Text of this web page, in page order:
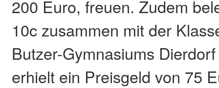
200 Euro, freuen. Zudem
10c zusammen mit der
Butzer-Gymnasiums
erhielt ein Preisgeld von 75